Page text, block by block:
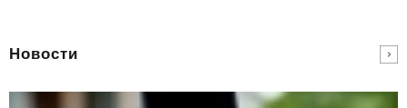
Новости